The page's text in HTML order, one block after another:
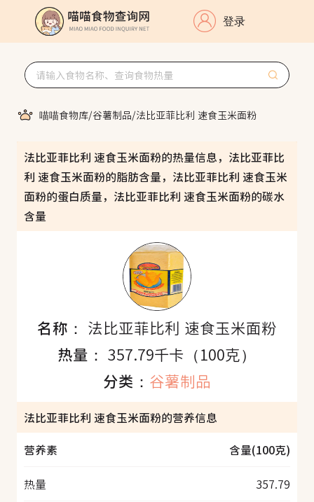
登录
喵喵食物库/谷薯制品/法比亚菲比利 速食玉米面粉
法比亚菲比利 速食玉米面粉的热量信息，法比亚菲比
利 速食玉米面粉的脂肪含量，法比亚菲比利 速食玉米
面粉的蛋白质量，法比亚菲比利 速食玉米面粉的碳水
含量
名称： 法比亚菲比利 速食玉米面粉
热量：357.79千卡（100克）
分类： 谷薯制品
法比亚菲比利 速食玉米面粉的营养信息
营养素
含量(100克)
热量 357.79